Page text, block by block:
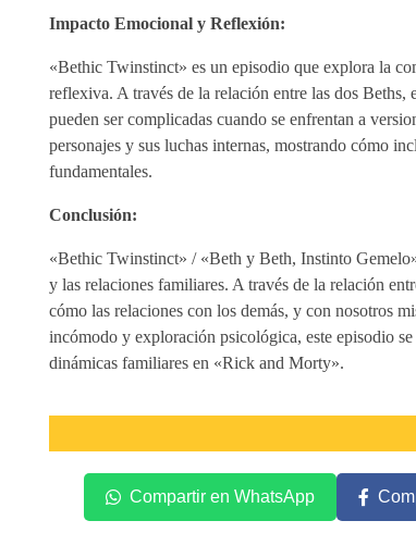
Impacto Emocional y Reflexión:
«Bethic Twinstinct» es un episodio que explora la
reflexiva. A través de la relación entre las dos Beths,
pueden ser complicadas cuando se enfrentan a
personajes y sus luchas internas, mostrando cómo
fundamentales.
Conclusión:
«Bethic Twinstinct» / «Beth y Beth, Instinto
y las relaciones familiares. A través de la relación
cómo las relaciones con los demás, y con nosotros
incómodo y exploración psicológica, este episodio
dinámicas familiares en «Rick and Morty».
Compartir en WhatsApp